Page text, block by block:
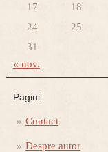
17
18
24
25
31
« nov.
Pagini
Contact
Despre autor